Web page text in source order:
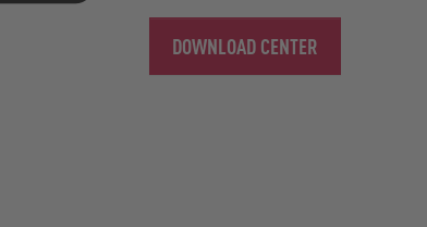
DOWNLOAD CENTER